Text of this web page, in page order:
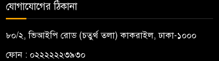
যোগাযোগের ঠিকানা
৮০/২, ভিআইপি রোড (চতুর্থ তলা) কাকরাইল, ঢাকা-১০০০
ফোন : ০২২২২২২৩৯৩০